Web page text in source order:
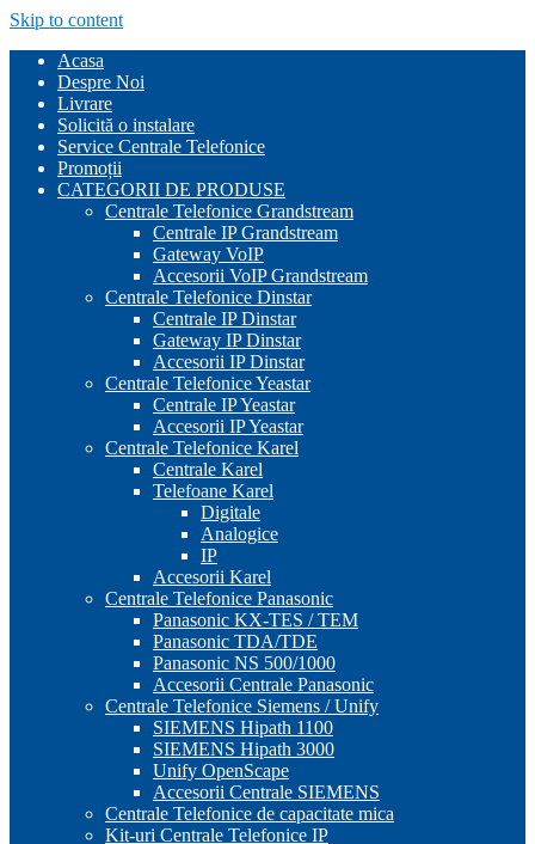
Skip to content
Acasa
Despre Noi
Livrare
Solicită o instalare
Service Centrale Telefonice
Promoții
CATEGORII DE PRODUSE
Centrale Telefonice Grandstream
Centrale IP Grandstream
Gateway VoIP
Accesorii VoIP Grandstream
Centrale Telefonice Dinstar
Centrale IP Dinstar
Gateway IP Dinstar
Accesorii IP Dinstar
Centrale Telefonice Yeastar
Centrale IP Yeastar
Accesorii IP Yeastar
Centrale Telefonice Karel
Centrale Karel
Telefoane Karel
Digitale
Analogice
IP
Accesorii Karel
Centrale Telefonice Panasonic
Panasonic KX-TES / TEM
Panasonic TDA/TDE
Panasonic NS 500/1000
Accesorii Centrale Panasonic
Centrale Telefonice Siemens / Unify
SIEMENS Hipath 1100
SIEMENS Hipath 3000
Unify OpenScape
Accesorii Centrale SIEMENS
Centrale Telefonice de capacitate mica
Kit-uri Centrale Telefonice IP